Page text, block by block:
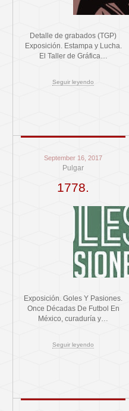
Detalle de grabados (TGP)
Exposición. Estampa y Lucha.
El Taller de Gráfica…
Seguir leyendo
September 16, 2017
Pulgar
1778.
Exposición. Goles Y Pasiones.
Once Décadas De Futbol En
México, curaduría y…
Seguir leyendo